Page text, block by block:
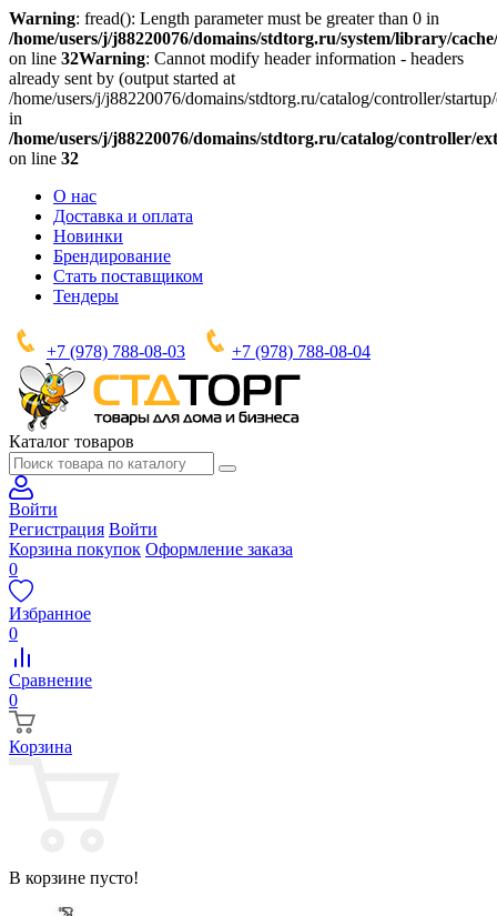
Warning: fread(): Length parameter must be greater than 0 in
/home/users/j/j88220076/domains/stdtorg.ru/system/library/
on line 32Warning: Cannot modify header information - headers
already sent by (output started at
/home/users/j/j88220076/domains/stdtorg.ru/catalog/controller/
in
/home/users/j/j88220076/domains/stdtorg.ru/catalog/controller/
on line 32
О нас
Доставка и оплата
Новинки
Брендирование
Стать поставщиком
Тендеры
+7 (978) 788-08-03 +7 (978) 788-08-04
Каталог товаров
Войти
Регистрация Войти
Корзина покупок Оформление заказа
0
Избранное
0
Сравнение
0
Корзина
В корзине пусто!